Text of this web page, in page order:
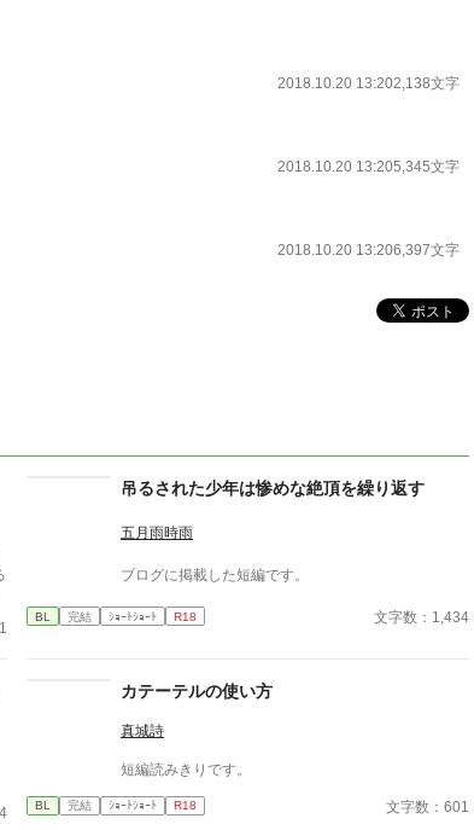
2018.10.20 13:202,138文字
2018.10.20 13:205,345文字
2018.10.20 13:206,397文字
吊るされた少年は惨めな絶頂を繰り返す
五月雨時雨
ブログに掲載した短編です。
BL 完結 ｼｮｰﾄｼｮｰﾄ R18 文字数：1,434
カテーテルの使い方
真城詩
短編読みきりです。
BL 完結 ｼｮｰﾄｼｮｰﾄ R18 文字数：601